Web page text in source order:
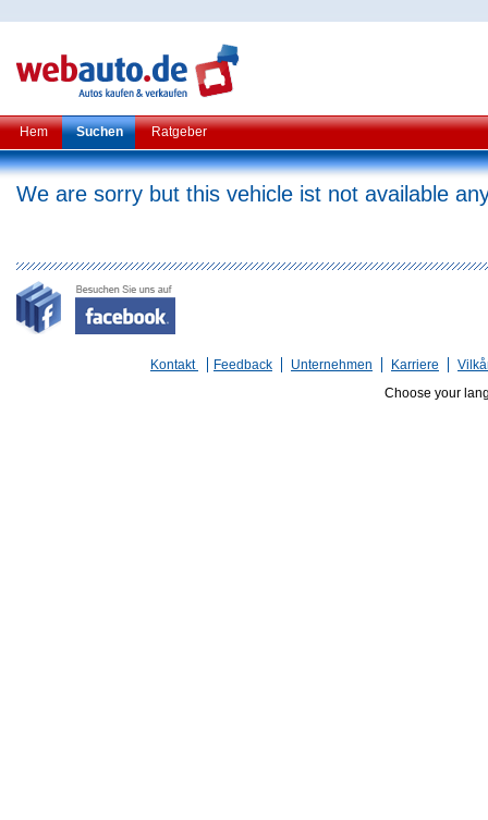
Hem Suchen Ratgeber
We are sorry but this vehicle ist not available
Kontakt Feedback Unternehmen Karriere
Choose your